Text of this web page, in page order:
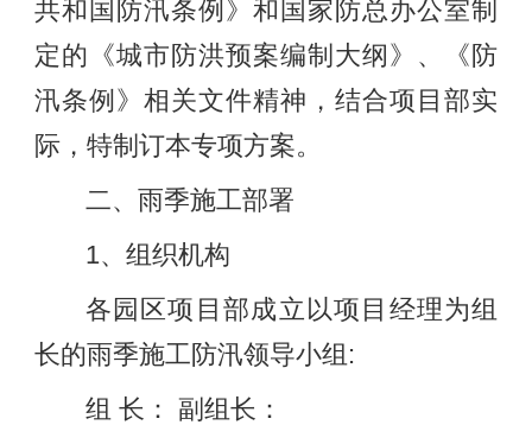
共和国防汛条例》和国家防总办公室制
定的《城市防洪预案编制大纲》、《防
汛条例》相关文件精神，结合项目部实
际，特制订本专项方案。
二、雨季施工部署
1、组织机构
各园区项目部成立以项目经理为组
长的雨季施工防汛领导小组:
组 长： 副组长：